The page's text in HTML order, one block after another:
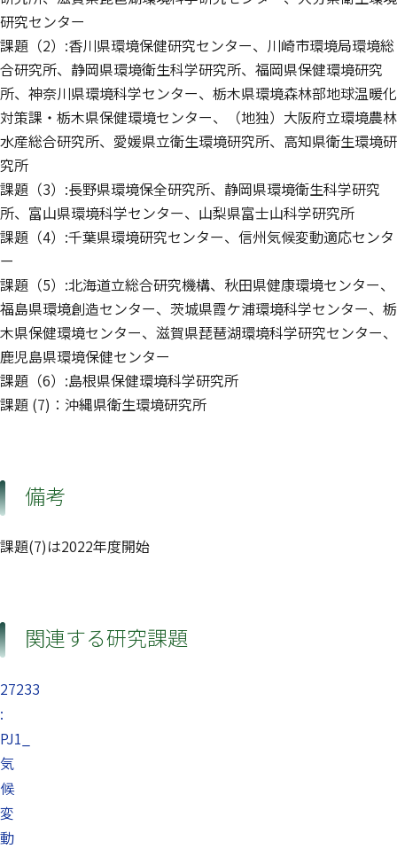
研究センター
課題（2）:香川県環境保健研究センター、川崎市環境局環境総
合研究所、静岡県環境衛生科学研究所、福岡県保健環境研究
所、神奈川県環境科学センター、栃木県環境森林部地球温暖化
対策課・栃木県保健環境センター、（地独）大阪府立環境農林
水産総合研究所、愛媛県立衛生環境研究所、高知県衛生環境研
究所
課題（3）:長野県環境保全研究所、静岡県環境衛生科学研究
所、富山県環境科学センター、山梨県富士山科学研究所
課題（4）:千葉県環境研究センター、信州気候変動適応センタ
ー
課題（5）:北海道立総合研究機構、秋田県健康環境センター、
福島県環境創造センター、茨城県霞ケ浦環境科学センター、栃
木県保健環境センター、滋賀県琵琶湖環境科学研究センター、
鹿児島県環境保健センター
課題（6）:島根県保健環境科学研究所
課題 (7)：沖縄県衛生環境研究所
備考
課題(7)は2022年度開始
関連する研究課題
27233
:
PJ1_
気
候
変
動